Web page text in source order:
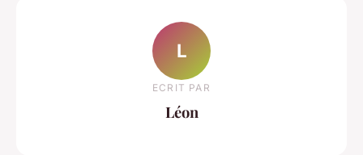
L
ECRIT PAR
Léon